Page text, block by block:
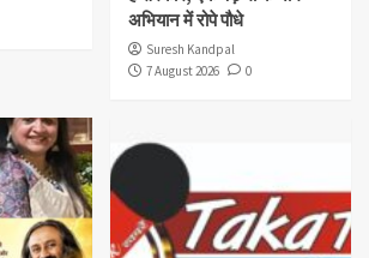
अभियान में रोपे पौधे
Suresh Kandpal
7 August 2026
0